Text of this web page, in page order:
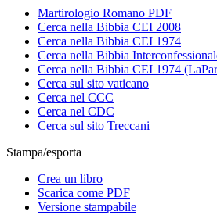
Martirologio Romano PDF
Cerca nella Bibbia CEI 2008
Cerca nella Bibbia CEI 1974
Cerca nella Bibbia
Cerca nella Bibbia CEI 1974
Cerca sul sito vaticano
Cerca nel CCC
Cerca nel CDC
Cerca sul sito Treccani
Stampa/esporta
Crea un libro
Scarica come PDF
Versione stampabile